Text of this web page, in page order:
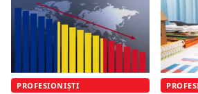
PROFESIONIȘTI